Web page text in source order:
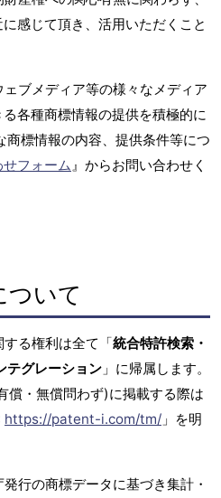
感じて頂き、活用いただくこと
ブメディア等の様々なメディア
各種商標情報の提供を積極的に
標情報の内容、提供条件等につ
フォーム』からお問い合わせく
ついて
る権利は全て「統合特許検索・
テグレーション 」に帰属します。
償・無償問わず)に掲載する際は
https://patent-i.com/tm/ 」を明
行の商標データに基づき集計・